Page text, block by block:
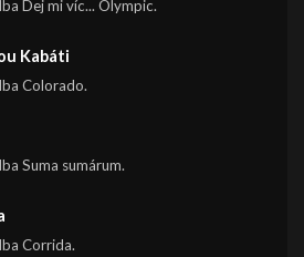
Dej mi víc... Olympic.
Kabáti
Colorado.
Suma sumárum.
Corrida.